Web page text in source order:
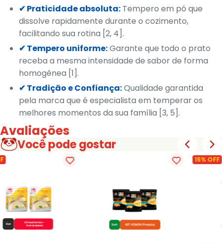
✔ Praticidade absoluta: Tempero em pó que
dissolve rapidamente durante o cozimento,
facilitando sua rotina [2, 4].
✔ Tempero uniforme:Garante que todo o prato
receba a mesma intensidade de sabor de forma
homogênea [1].
✔ Tradição e Confiança:Qualidade garantida
pela marca que é especialista em temperar os
melhores momentos da sua família [3, 5].
Avaliações
Você pode gostar
15% OFF